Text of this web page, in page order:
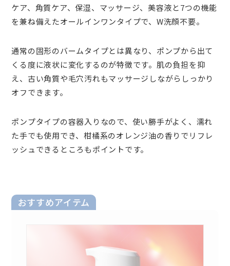
ケア、角質ケア、保湿、マッサージ、美容液と7つの機能
を兼ね備えたオールインワンタイプで、W洗顔不要。
通常の固形のバームタイプとは異なり、ポンプから出て
くる度に液状に変化するのが特徴です。肌の負担を抑
え、古い角質や毛穴汚れもマッサージしながらしっかり
オフできます。
ポンプタイプの容器入りなので、使い勝手がよく、濡れ
た手でも使用でき、柑橘系のオレンジ油の香りでリフレ
ッシュできるところもポイントです。
おすすめアイテム